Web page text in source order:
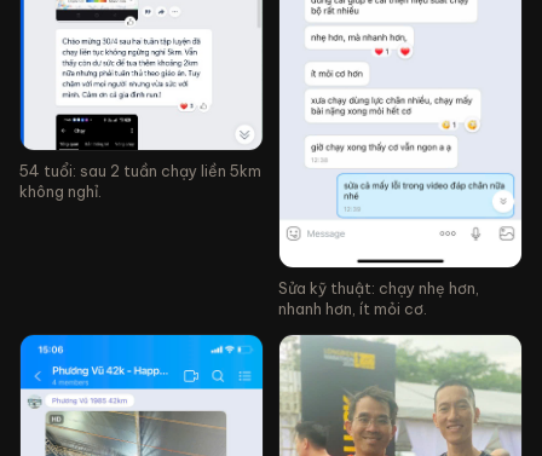
54 tuổi: sau 2 tuần chạy liền 5km
không nghỉ.
Sửa kỹ thuật: chạy nhẹ hơn,
nhanh hơn, ít mỏi cơ.